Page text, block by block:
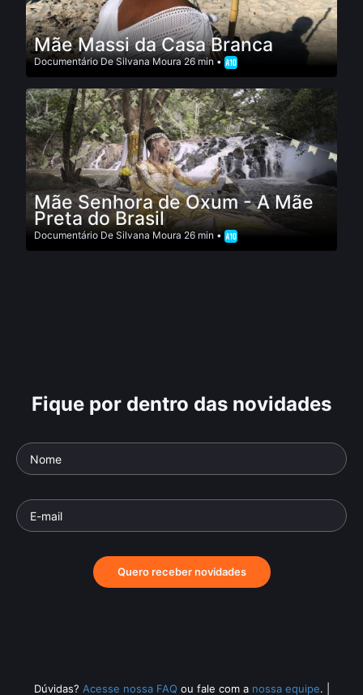
Mãe Massi da Casa Branca
DocumentárioDeSilvana Moura26 min •
Mãe Senhora de Oxum - A Mãe
Preta do Brasil
Documentário De Silvana Moura 26 min •
Fique por dentro das novidades
Quero receber novidades
Dúvidas? Acesse nossa FAQ ou fale com a nossa equipe.